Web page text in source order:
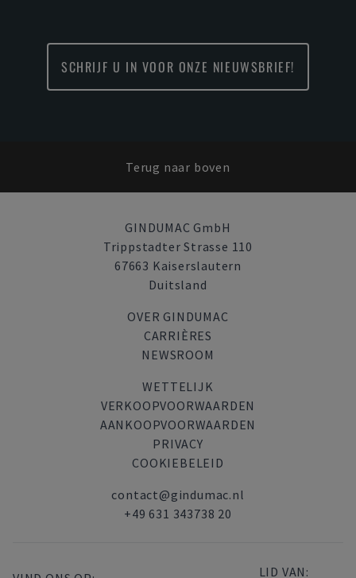
SCHRIJF U IN VOOR ONZE NIEUWSBRIEF!
Terug naar boven
GINDUMAC GmbH
Trippstadter Strasse 110
67663 Kaiserslautern
Duitsland
OVER GINDUMAC
CARRIÈRES
NEWSROOM
WETTELIJK
VERKOOPVOORWAARDEN
AANKOOPVOORWAARDEN
PRIVACY
COOKIEBELEID
contact@gindumac.nl
+49 631 343738 20
LID VAN: